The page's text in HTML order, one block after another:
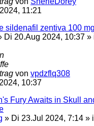
11:21
sildenafil zentiva 100
Di 20.Aug 2024, 10:37 »
von vpdzflq308
10:37
Fury Awaits in Skull
» Di 23.Jul 2024, 7:14 »